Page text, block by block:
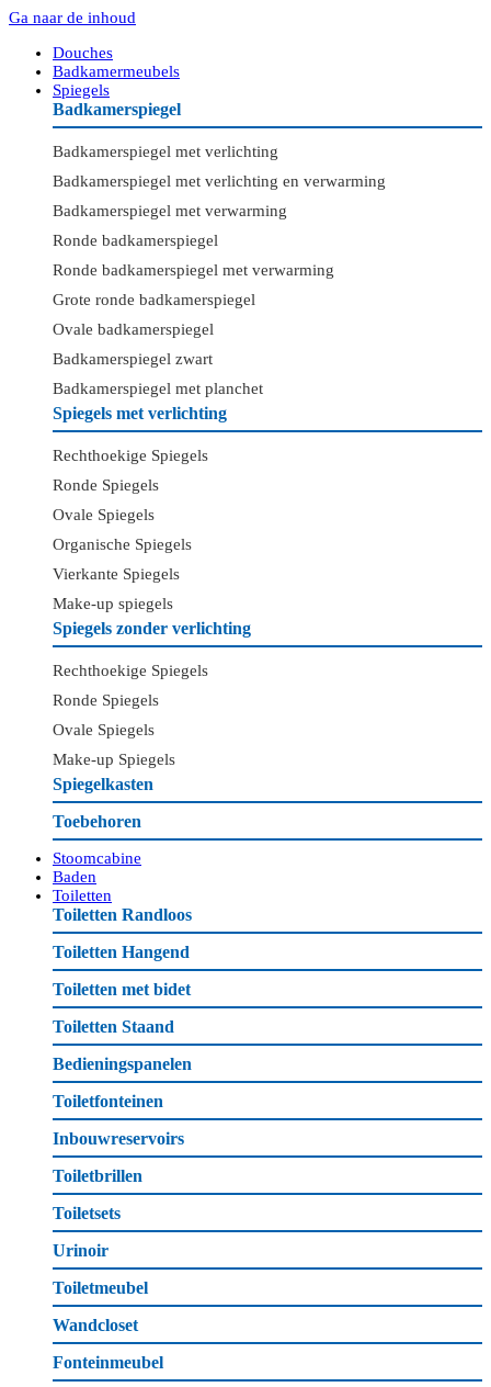
Ga naar de inhoud
Douches
Badkamermeubels
Spiegels
Badkamerspiegel
Badkamerspiegel met verlichting
Badkamerspiegel met verlichting en verwarming
Badkamerspiegel met verwarming
Ronde badkamerspiegel
Ronde badkamerspiegel met verwarming
Grote ronde badkamerspiegel
Ovale badkamerspiegel
Badkamerspiegel zwart
Badkamerspiegel met planchet
Spiegels met verlichting
Rechthoekige Spiegels
Ronde Spiegels
Ovale Spiegels
Organische Spiegels
Vierkante Spiegels
Make-up spiegels
Spiegels zonder verlichting
Rechthoekige Spiegels
Ronde Spiegels
Ovale Spiegels
Make-up Spiegels
Spiegelkasten
Toebehoren
Stoomcabine
Baden
Toiletten
Toiletten Randloos
Toiletten Hangend
Toiletten met bidet
Toiletten Staand
Bedieningspanelen
Toiletfonteinen
Inbouwreservoirs
Toiletbrillen
Toiletsets
Urinoir
Toiletmeubel
Wandcloset
Fonteinmeubel